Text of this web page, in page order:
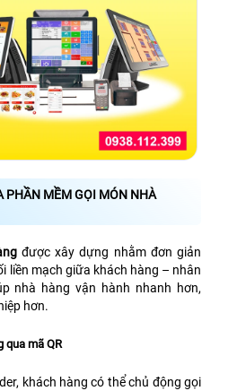
PHẦN MỀM GỌI MÓN NHÀ
được xây dựng nhằm đơn giản
liền mạch giữa khách hàng – nhân
nhà hàng vận hành nhanh hơn,
hơn.
qua mã QR
khách hàng có thể chủ động gọi